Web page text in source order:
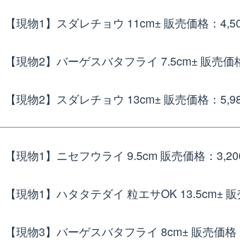
【現物1】スダレチョウ 11cm± 販売価格：
【現物2】バーゲスバタフライ 7.5cm± 販売価
【現物2】スダレチョウ 13cm± 販売価格：
【現物1】ニセフウライ 9.5cm 販売価格：
【現物1】ハタタテダイ 粒エサOK 13.5cm±
【現物3】バーゲスバタフライ 8cm± 販売価